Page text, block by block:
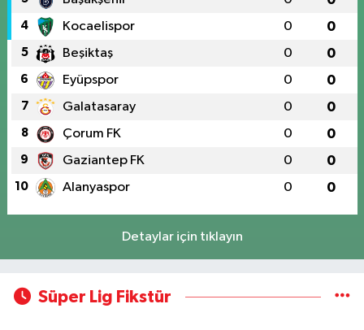
4 Kocaelispor 0 0
5 Beşiktaş 0 0
6 Eyüpspor 0 0
7 Galatasaray 0 0
8 Çorum FK 0 0
9 Gaziantep FK 0 0
10 Alanyaspor 0 0
Detaylar için tıklayın
Süper Lig Fikstür